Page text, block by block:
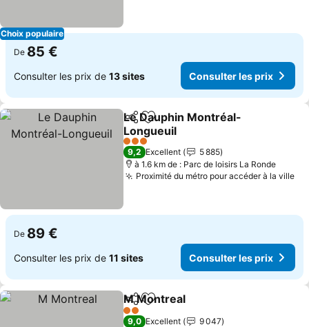
Choix populaire
De 85 €
Consulter les prix de 13 sites Consulter les prix
PartagerAjouter à mes favoris
Le Dauphin Montréal-
Longueuil
Consulter les prix
3 Étoiles
9,2 Excellent
5 885
à 1.6 km de : Parc de loisirs La Ronde
Proximité du métro pour accéder à la ville
De 89 €
Consulter les prix de 11 sites Consulter les prix
PartagerAjouter à mes favoris
M Montreal
2 Étoiles
9,0 Excellent
9 047